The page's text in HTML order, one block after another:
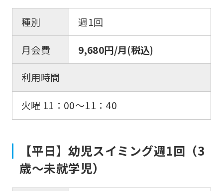
種別
週1回
月会費
9,680円/月(税込)
利用時間
火曜 11：00〜11：40
【平日】幼児スイミング週1回（3
歳〜未就学児）